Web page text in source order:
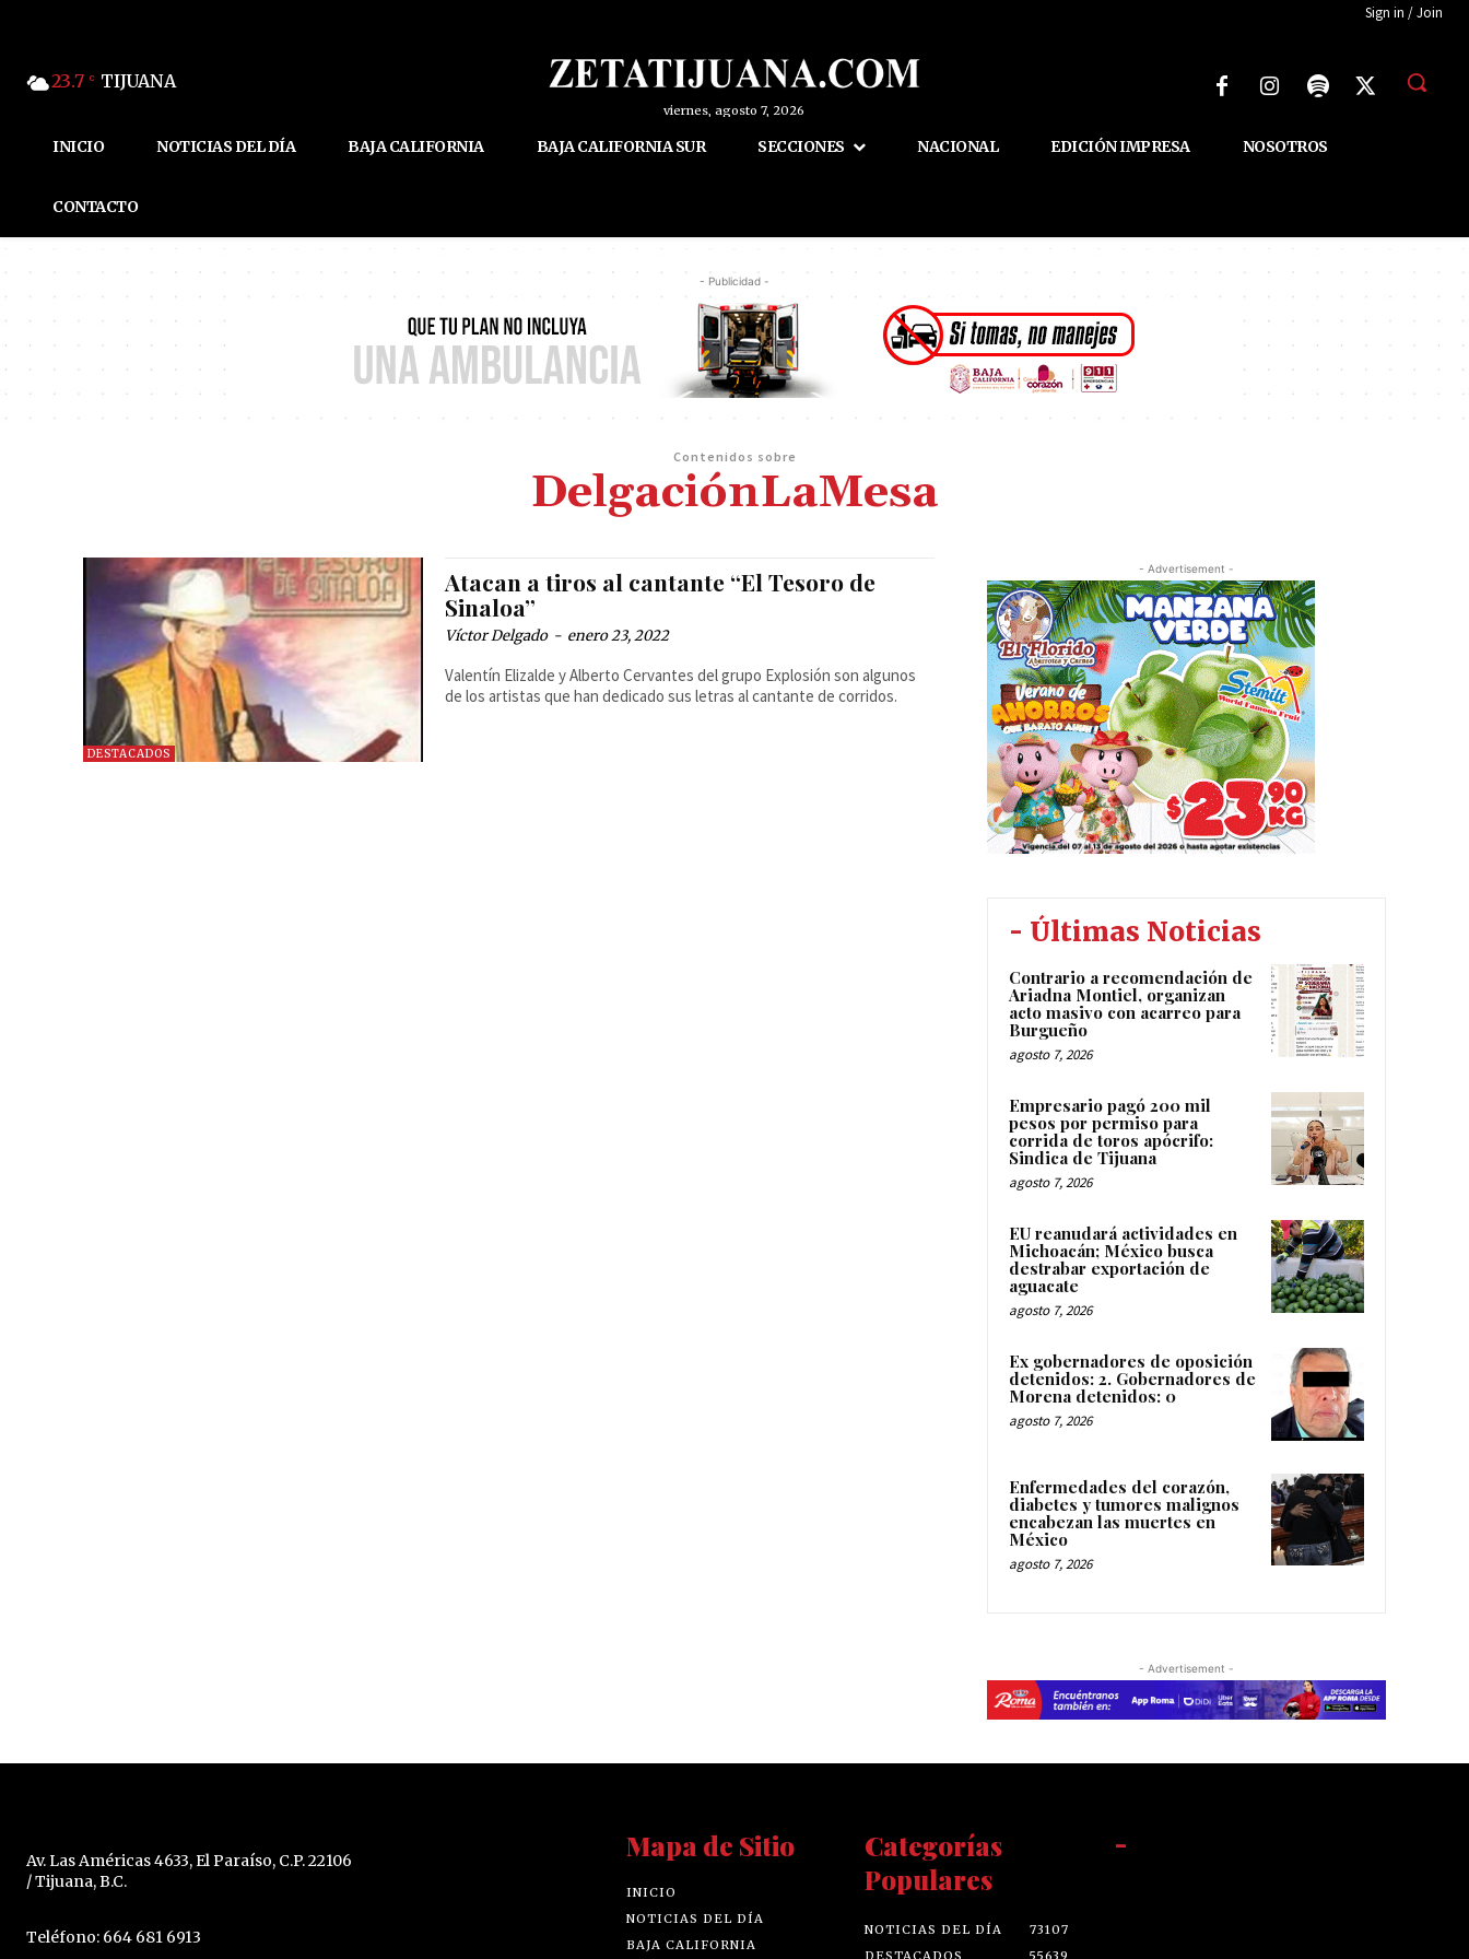
Sign in / Join
23.7 C TIJUANA
viernes, agosto 7, 2026
INICIO NOTICIAS DEL DÍA BAJA CALIFORNIA BAJA CALIFORNIA SUR SECCIONES NACIONAL EDICIÓN IMPRESA NOSOTROS
CONTACTO
- Publicidad -
Contenidos sobre
DelgaciónLaMesa
DESTACADOS
Atacan a tiros al cantante “El Tesoro de
Sinaloa”
Víctor Delgado - enero 23, 2022
Valentín Elizalde y Alberto Cervantes del grupo Explosión son algunos
de los artistas que han dedicado sus letras al cantante de corridos.
- Advertisement -
- Últimas Noticias
Contrario a recomendación de
Ariadna Montiel, organizan
acto masivo con acarreo para
Burgueño
agosto 7, 2026
Empresario pagó 200 mil
pesos por permiso para
corrida de toros apócrifo:
Sindica de Tijuana
agosto 7, 2026
EU reanudará actividades en
Michoacán; México busca
destrabar exportación de
aguacate
agosto 7, 2026
Ex gobernadores de oposición
detenidos: 2. Gobernadores de
Morena detenidos: 0
agosto 7, 2026
Enfermedades del corazón,
diabetes y tumores malignos
encabezan las muertes en
México
agosto 7, 2026
- Advertisement -
Av. Las Américas 4633, El Paraíso, C.P. 22106
/ Tijuana, B.C.
Teléfono: 664 681 6913
Mapa de Sitio
INICIO
NOTICIAS DEL DÍA
BAJA CALIFORNIA
Categorías
Populares
NOTICIAS DEL DÍA
73107
-